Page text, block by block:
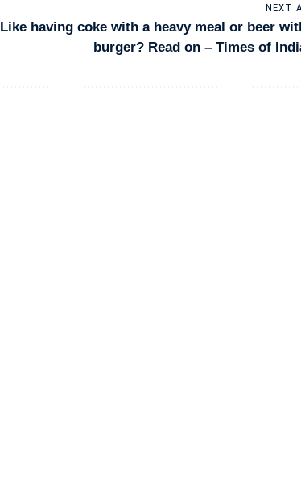
NEXT
Like having coke with a heavy meal or beer
burger? Read on – Times of